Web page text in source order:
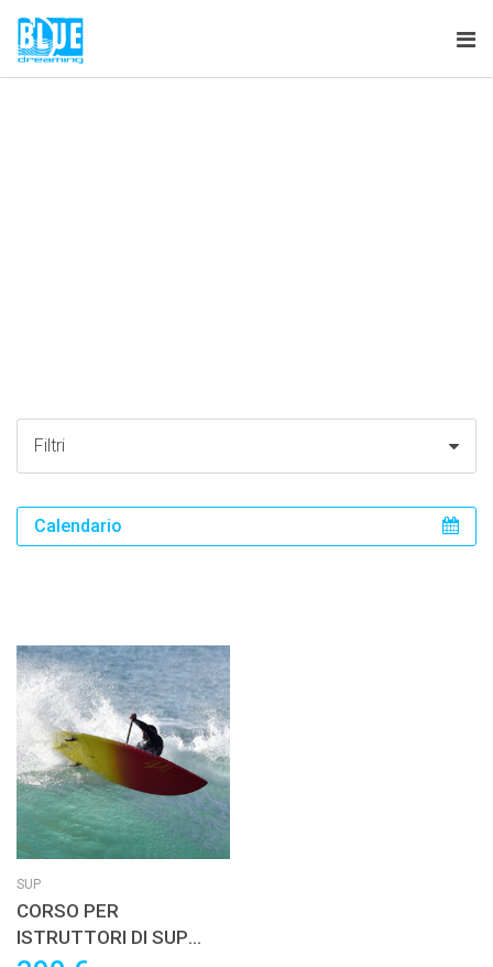
Filtri
Calendario
SUP
CORSO PER
ISTRUTTORI DI SUP